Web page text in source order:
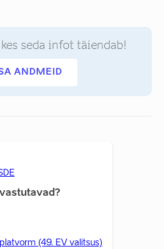
seda infot täiendab!
ANDMEID
(49. EV valitsus)